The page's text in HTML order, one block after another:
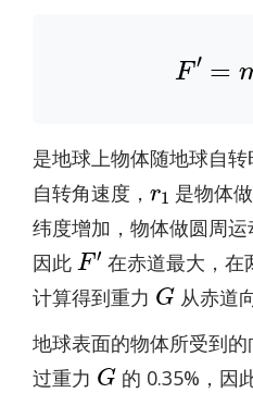
F′=
是地球上物体随地球自转
自转角速度，
r1
是物体
纬度增加，物体做圆周
因此
F′
在赤道最大，在
计算得到重力
G
从赤道
地球表面的物体所受到的
过重力
G
的 0.35%，因